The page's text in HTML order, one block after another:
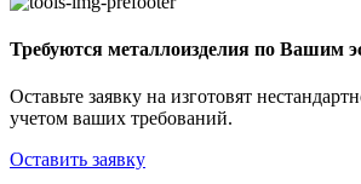
Требуются металлоизделия по Вашим
Оставьте заявку на изготовят
учетом ваших требований.
Оставить заявку